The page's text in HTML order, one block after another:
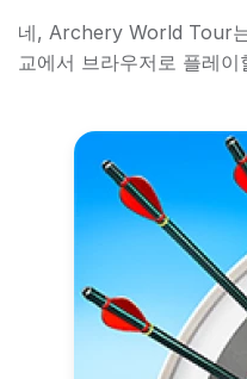
네, Archery World Tour
교에서 브라우저로 플레이